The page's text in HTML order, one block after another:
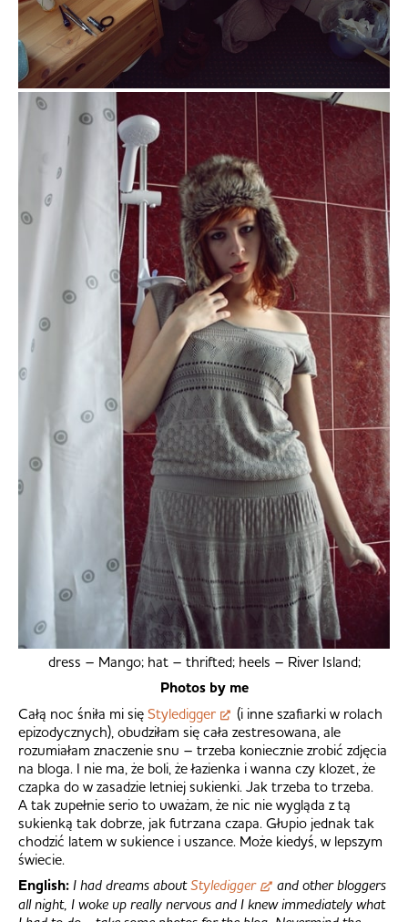
dress – Mango; hat – thrifted; heels – River Island;
Photos by me
Całą noc śniła mi się Styledigger
(i inne szafiarki w rolach
epizodycznych), obudziłam się cała zestresowana, ale
rozumiałam znaczenie snu – trzeba koniecznie zrobić zdjęcia
na bloga. I nie ma, że boli, że łazienka i wanna czy klozet, że
czapka do w zasadzie letniej sukienki. Jak trzeba to trzeba.
A tak zupełnie serio to uważam, że nic nie wygląda z tą
sukienką tak dobrze, jak futrzana czapa. Głupio jednak tak
chodzić latem w sukience i uszance. Może kiedyś, w lepszym
świecie.
English: I had dreams aboutStyledigger
and other bloggers
all night, I woke up really nervous and I knew immediately what